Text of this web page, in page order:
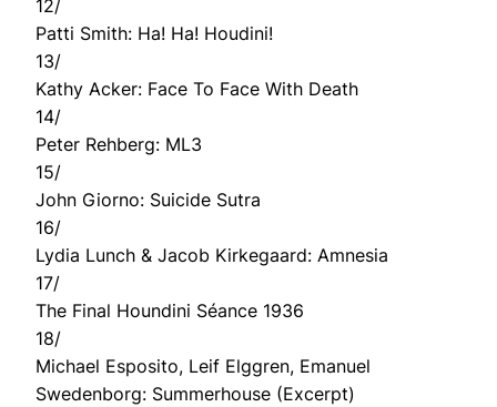
12/
Patti Smith: Ha! Ha! Houdini!
13/
Kathy Acker: Face To Face With Death
14/
Peter Rehberg: ML3
15/
John Giorno: Suicide Sutra
16/
Lydia Lunch & Jacob Kirkegaard: Amnesia
17/
The Final Houndini Séance 1936
18/
Michael Esposito, Leif Elggren, Emanuel
Swedenborg: Summerhouse (Excerpt)